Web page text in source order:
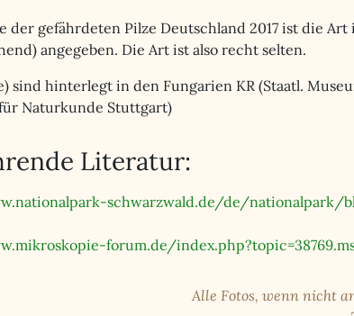
der gefährdeten Pilze Deutschland 2017 ist die
angegeben. Die Art ist also recht selten.
sind hinterlegt in den Fungarien KR (Staatl.
Naturkunde Stuttgart)
Literatur:
schwarzwald.de/de/
forum.de/
Alle Fotos, wenn nicht